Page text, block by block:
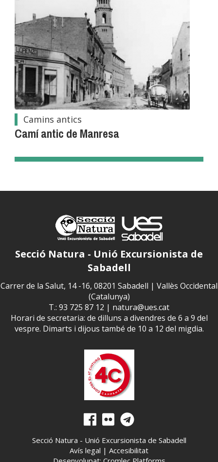
Camins antics
Camí antic de Manresa
Secció Natura - Unió Excursionista de
Sabadell
Carrer de la Salut, 14 -16, 08201 Sabadell | Vallès Occidental
(Catalunya)
T.: 93 725 87 12 | natura@ues.cat
Horari de secretaria: de dilluns a divendres de 6 a 9 del
vespre. Dimarts i dijous també de 10 a 12 del migdia.
Secció Natura - Unió Excursionista de Sabadell
Avís legal | Accesibilitat